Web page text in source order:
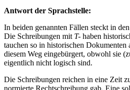
Antwort der Sprachstelle:
In beiden genannten Fällen steckt in
Die Schreibungen mit T- haben
tauchen so in historischen Dokumenten
diesem Weg eingebürgert, obwohl sie
eigentlich nicht logisch sind.
Die Schreibungen reichen in eine Zeit
normierte Rechtschreibung gab. Eine